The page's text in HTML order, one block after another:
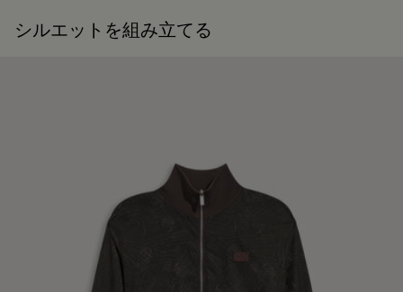
シルエットを組み立てる